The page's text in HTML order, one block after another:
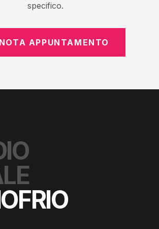
specifico.
APPUNTAMENTO